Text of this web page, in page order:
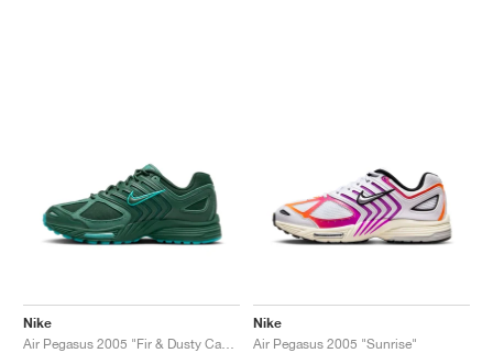
Nike
Nike
Air Pegasus 2005 "Sunrise"